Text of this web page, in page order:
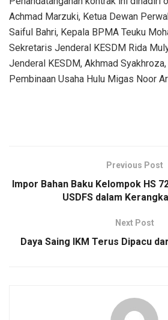
Achmad Marzuki, Ketua Dewan
Saiful Bahri, Kepala BPMA Teuku
Sekretaris Jenderal KESDM Rida
Jenderal KESDM, Akhmad
Pembinaan Usaha Hulu Migas Noor
Previous Post
Impor Bahan Baku Kelompok HS
USDFS dalam
Next Post
Daya Saing IKM Terus Dipacu